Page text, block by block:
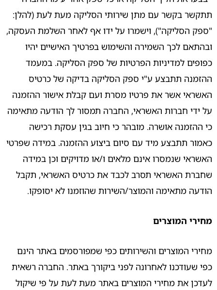
תתקשר בקשר עם מתן שירותי הסליקה מעת לעת (להלן:
"ספק הסליקה"), וישמרו על ידו אף לאחר השלמת העסקה,
ובהתאם לכך השמירה והשימוש בפרטיך האישיים יהיו
כפופים למדיניות הפרטיות של ספק הסליקה. במעמד
ההזמנה תתבצע ע"י ספק הסליקה בדיקה של כרטיס
האשראי אשר את פרטיו מסרת ועם קבלת אישור ההזמנה
על ידי חברות האשראי, החברה תמסור לך הודעה מתאימה
כי ההזמנה אושרה. מובהר כי חיוב בגין עסקת רכישה
כאמור תתבצע מיד עם סיום ביצוע ההזמנה. במידה שפרטי
האשראי שנמסרו אינם מלאים ו/או מדויקים וכן במידה
שחברת האשראי תסרב לכבד את כרטיס האשראי, תקבל
הודעה מתאימה והמוצר/השירות שהוזמנו לא יסופקו.
מחירי המוצרים
מחירי המוצרים והשירותים כפי שמפורסמים באתר הינם
כפי שעודכנו לאחרונה לפני ביקורך באתר. החברה רשאית
לעדכן את מחירי המוצרים באתר מעת לעת על פי שיקול